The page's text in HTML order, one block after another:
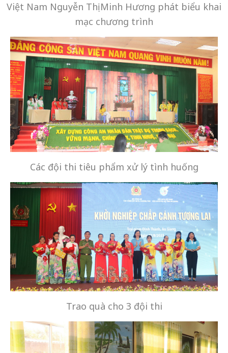
Việt Nam Nguyễn Thị Minh Hương phát biểu khai
mạc chương trình
Các đội thi tiêu phẩm xử lý tình huống
Trao quà cho 3 đội thi